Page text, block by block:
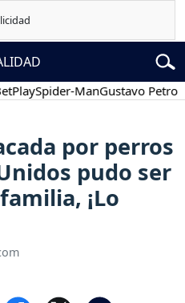
Spider-ManGustavo Petro
por perros
pudo ser
¡Lo